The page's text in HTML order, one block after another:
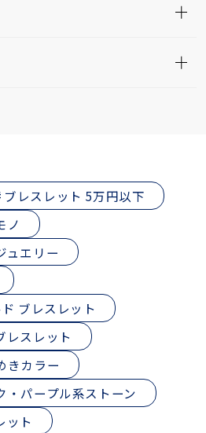
ブレスレット 5万円以下
ノ
ュエリー
ブレスレット
レスレット
きカラー
・パープル系ストーン
ット